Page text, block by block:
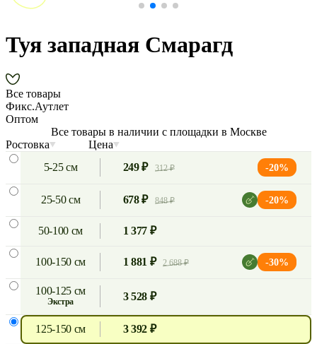
Туя западная Смарагд
Все товары
Фикс.Аутлет
Оптом
Все товары в наличии с площадки в Москве
Ростовка
Цена
5-25 см
249 ₽ 312 ₽ -20%
25-50 см 678 ₽ 848 ₽ -20%
50-100 см 1 377 ₽
100-150 см 1 881 ₽ 2 688 ₽ -30%
100-125 см
экстра 3 528 ₽
125-150 см 3 392 ₽